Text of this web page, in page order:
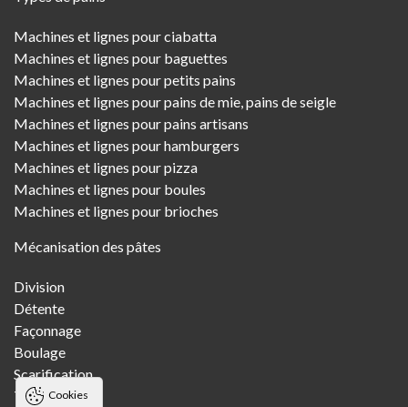
Machines et lignes pour ciabatta
Machines et lignes pour baguettes
Machines et lignes pour petits pains
Machines et lignes pour pains de mie, pains de seigle
Machines et lignes pour pains artisans
Machines et lignes pour hamburgers
Machines et lignes pour pizza
Machines et lignes pour boules
Machines et lignes pour brioches
Mécanisation des pâtes
Division
Détente
Façonnage
Boulage
Scarification
Transfert
Cookies